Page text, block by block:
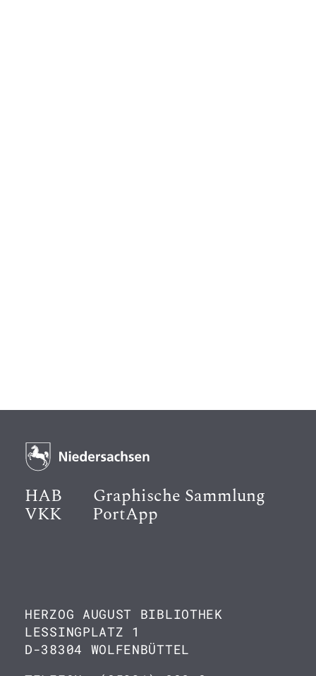
HAB Graphische Sammlung
VKK PortApp
HERZOG AUGUST BIBLIOTHEK
LESSINGPLATZ 1
D-38304 WOLFENBÜTTEL